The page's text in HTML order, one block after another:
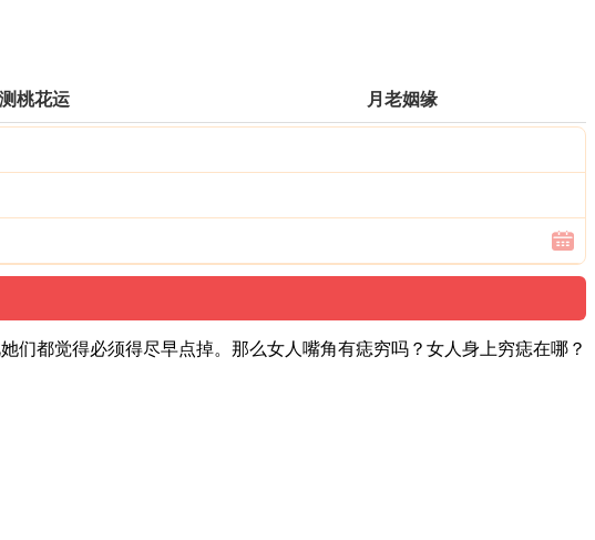
测桃花运 月老姻缘
都觉得必须得尽早点掉。那么女人嘴角有痣穷吗？女人身上穷痣在哪？